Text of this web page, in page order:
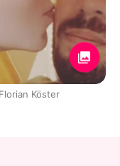
Köster